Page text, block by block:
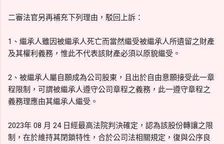
二審法官另再補充下列理由，駁回上訴：
1、繼承人雖因被繼承人死亡而當然繼受被繼承人所遺留之財產
及其權利義務，惟此不代表該財產必須以原貌繼受。
2、被繼承人屬自願成為公司股東，且出於自由意願接受此一章
程限制，可謂被繼承人遵守公司章程之義務，此一遵守章程之
義務理應由其繼承人繼受。
2023年 08 月 24 日經最高法院判決確定，認為該股份轉讓之限
制，在於維持其閉鎖特性，合於公司法相關規定，復與公序良